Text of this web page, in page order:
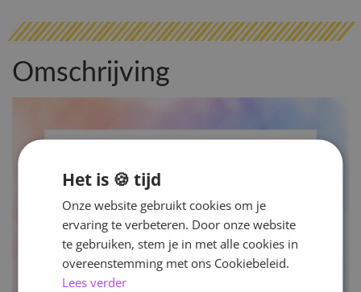
Omschrijving
Het is 🍪 tijd
Onze website gebruikt cookies om je
ervaring te verbeteren. Door onze website
te gebruiken, stem je in met alle cookies in
overeenstemming met ons Cookiebeleid.
Lees verder